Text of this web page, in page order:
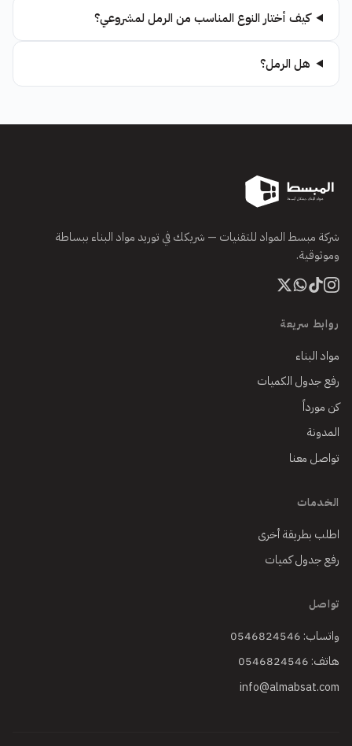
كيف أختار النوع المناسب من الرمل لمشروعي؟
هل الرمل؟
شركة مبسط المواد للتقنيات — شريكك في توريد مواد البناء ببساطة
وموثوقية.
روابط سريعة
مواد البناء
رفع جدول الكميات
كن مورداً
المدونة
تواصل معنا
الخدمات
اطلب بطريقة أخرى
رفع جدول كميات
تواصل
واتساب: 0546824546
هاتف: 0546824546
info@almabsat.com